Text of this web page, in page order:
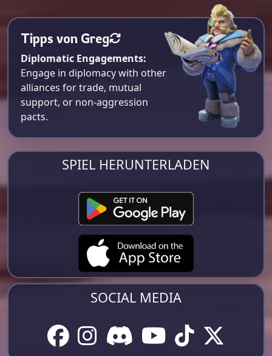
Tipps von Greg
Diplomatic Engagements:
Engage in diplomacy with other
alliances for trade, mutual
support, or non-aggression
pacts.
SPIEL HERUNTERLADEN
SOCIAL MEDIA